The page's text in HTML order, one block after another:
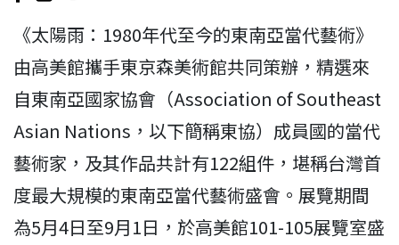
《太陽雨：1980年代至今的東南亞當代藝術》
由高美館攜手東京森美術館共同策辦，精選來
自東南亞國家協會（Association of Southeast
Asian Nations，以下簡稱東協）成員國的當代
藝術家，及其作品共計有122組件，堪稱台灣首
度最大規模的東南亞當代藝術盛會。展覽期間
為5月4日至9月1日，於高美館101-105展覽室盛